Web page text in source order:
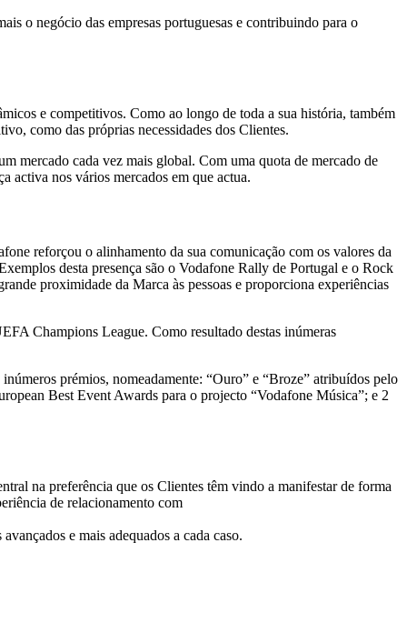
o negócio das empresas portuguesas e contribuindo para o
e competitivos. Como ao longo de toda a sua história, também
como das próprias necessidades dos Clientes.
mercado cada vez mais global. Com uma quota de mercado de
activa nos vários mercados em que actua.
reforçou o alinhamento da sua comunicação com os valores da
desta presença são o Vodafone Rally de Portugal e o Rock
proximidade da Marca às pessoas e proporciona experiências
Champions League. Como resultado destas inúmeras
prémios, nomeadamente: “Ouro” e “Broze” atribuídos pelo
Best Event Awards para o projecto “Vodafone Música”; e 2
na preferência que os Clientes têm vindo a manifestar de forma
de relacionamento com
e mais adequados a cada caso.